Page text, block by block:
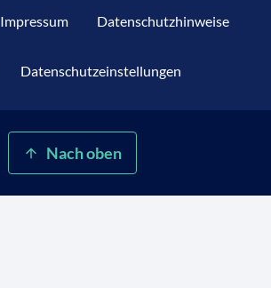
Impressum Datenschutzhinweise
Datenschutzeinstellungen
Nach oben